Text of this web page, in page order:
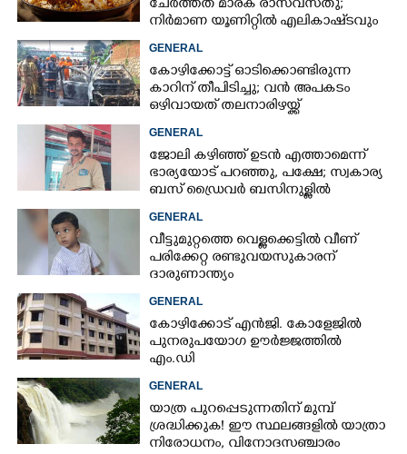
ചേർത്തത് മാരക രാസവസ്‌തു;
നിർമാണ യൂണിറ്റിൽ എലികാഷ്‌ടവും
GENERAL
കോഴിക്കോട്ട് ഓടിക്കൊണ്ടിരുന്ന
കാറിന് തീപിടിച്ചു; വൻ അപകടം
ഒഴിവായത് തലനാരിഴയ്ക്ക്
GENERAL
ജോലി കഴിഞ്ഞ് ഉടൻ എത്താമെന്ന്
ഭാര്യയോട് പറഞ്ഞു, പക്ഷേ; സ്വകാര്യ
ബസ് ഡ്രൈവ‌ർ ബസിനുള്ളിൽ
GENERAL
വീട്ടുമുറ്റത്തെ വെള്ളക്കെട്ടിൽ വീണ്
പരിക്കേറ്റ രണ്ടുവയസുകാരന്
ദാരുണാന്ത്യം
GENERAL
കോഴിക്കോട് എൻജി. കോളേജിൽ
പുനരുപയോഗ ഊർജ്ജത്തിൽ
എം.ഡി
GENERAL
യാത്ര പുറപ്പെടുന്നതിന് മുമ്പ്
ശ്രദ്ധിക്കുക! ഈ സ്ഥലങ്ങളിൽ യാത്രാ
നിരോധനം,​ വിനോദസഞ്ചാരം